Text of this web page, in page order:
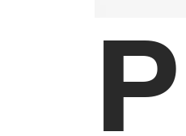
P